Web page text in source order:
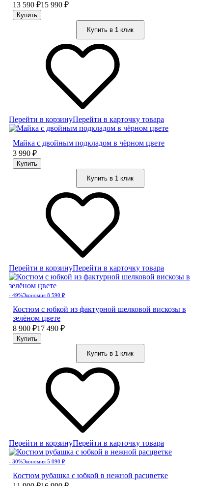
13 590 ₽15 990 ₽
Купить в 1 клик
Перейти в корзинуПерейти в карточку товара
Майка с двойным подкладом в чёрном цвете
3 990 ₽
Купить в 1 клик
Перейти в корзинуПерейти в карточку товара
- 49%Экономия 8 590 ₽
Костюм с юбкой из фактурной шелковой вискозы в
зелёном цвете
8 900 ₽17 490 ₽
Купить в 1 клик
Перейти в корзинуПерейти в карточку товара
- 30%Экономия 5 090 ₽
Костюм рубашка с юбкой в нежной расцветке